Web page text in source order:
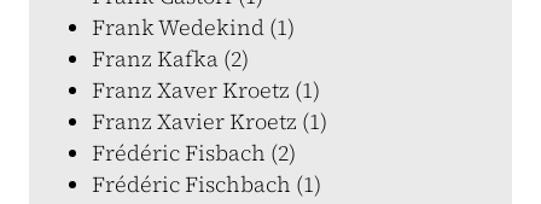
Frank Wedekind (1)
Franz Kafka (2)
Franz Xaver Kroetz (1)
Franz Xavier Kroetz (1)
Frédéric Fisbach (2)
Frédéric Fischbach (1)